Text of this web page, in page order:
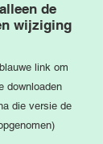
de
wijziging
link om
downloaden
die versie de